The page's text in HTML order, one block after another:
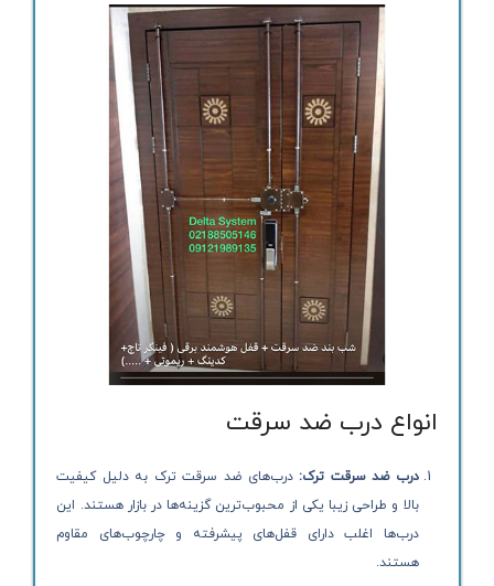
انواع درب ضد سرقت
درب ضد سرقت ترک: درب‌های ضد سرقت ترک به دلیل کیفیت
بالا و طراحی زیبا یکی از محبوب‌ترین گزینه‌ها در بازار هستند. این
درب‌ها اغلب دارای قفل‌های پیشرفته و چارچوب‌های مقاوم
هستند.